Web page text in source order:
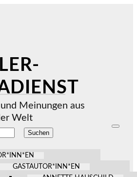
Meinungen aus
Welt
GASTAUTOR*INN*EN